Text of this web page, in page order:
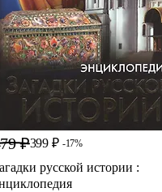
₽399 ₽ -17%
русской истории :